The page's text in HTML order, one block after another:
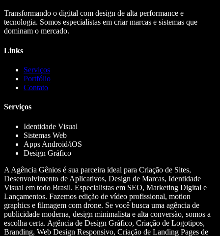
Transformando o digital com design de alta performance e
tecnologia. Somos especialistas em criar marcas e sistemas que
dominam o mercado.
Links
Serviços
Portfólio
Contato
Serviços
Identidade Visual
Sistemas Web
Apps Android/iOS
Design Gráfico
A Agência Gênios é sua parceira ideal para Criação de Sites,
Desenvolvimento de Aplicativos, Design de Marcas, Identidade
Visual em todo Brasil. Especialistas em SEO, Marketing Digital e
Lançamentos. Fazemos edição de vídeo profissional, motion
graphics e filmagem com drone. Se você busca uma agência de
publicidade moderna, design minimalista e alta conversão, somos a
escolha certa. Agência de Design Gráfico, Criação de Logotipos,
Branding, Web Design Responsivo, Criação de Landing Pages de